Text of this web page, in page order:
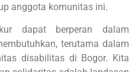
anggota komunitas ini.
dapat berperan dalam
terutama dalam
disabilitas di Bogor. Kita